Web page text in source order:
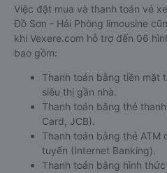
Việc đặt mua và thanh toán vé
Đồ Sơn - Hải Phòng limousine
khi Vexere.com hỗ trợ đến 06
bao gồm:
Thanh toán bằng tiền mặt
siêu thị gần nhà.
Thanh toán bằng thẻ
Card, JCB).
Thanh toán bằng thẻ
tuyến (Internet Banking).
Thanh toán bằng hình